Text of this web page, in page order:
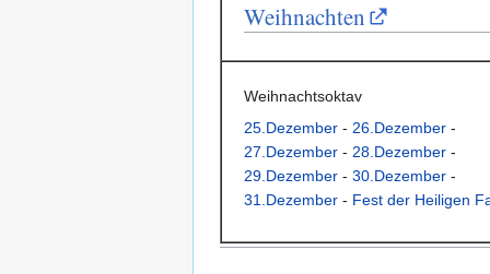
Weihnachten
Weihnachtsoktav
25.Dezember - 26.Dezember -
27.Dezember - 28.Dezember -
29.Dezember - 30.Dezember -
31.Dezember - Fest der Heiligen